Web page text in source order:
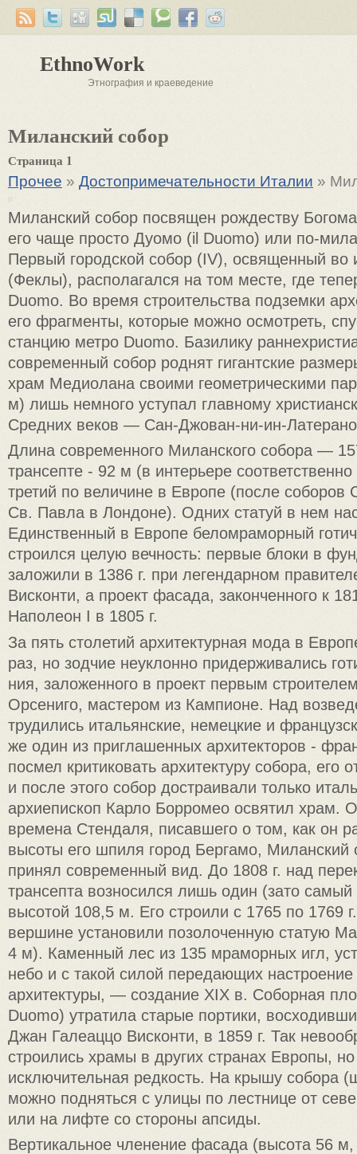
EthnoWork
Этнография и краеведение
Миланский собор
Страница 1
Прочее » Достопримечательности Италии »
Миланский собор посвящен рож­деству
его чаще просто Дуомо (il Duomo) или по-
Пер­вый городской собор (IV), освященный во
(Феклы), располагался на том месте, где
Duomo. Во время строительства подземки
его фрагменты, которые можно осмотреть,
станцию метро Duomo. Базилику
современный со­бор роднят гигантские
храм Медиолана сво­ими геометрическими
м) лишь немного усту­пал главному
Средних веков — Сан-Джован-ни-ин-
Длина современного Милан­ского собора —
трансепте - 92 м (в интерьере
тре­тий по величине в Европе (после
Св. Павла в Лондоне). Одних статуй в нем
Единственный в Европе беломрамор­ный
строился целую вечность: первые блоки в
заложили в 1386 г. при легендарном
Висконти, а проект фасада, законченного к
Наполеон I в 1805 г.
За пять столетий архитектур­ная мода в
раз, но зодчие неуклонно придер­живались
ния, заложенного в проект первым
Орсениго, мастером из Кампионе. Над
трудились итальянские, немецкие и
же один из пригла­шенных архитекторов -
посмел критиковать архитектуру собора, его
и после этого собор достраивали только
архиепископ Карло Борромео освятил храм.
времена Стендаля, писавшего о том, как он
высоты его шпиля город Бергамо, Миланский
принял совре­менный вид. До 1808 г. над
трансепта возно­сился лишь один (зато
высотой 108,5 м. Его строили с 1765 по 1769
вершине установили по­золоченную статую
4 м). Каменный лес из 135 мраморных игл,
небо и с такой силой пе­редающих настроение
архитектуры, — создание XIX в. Соборная
Duomo) утратила старые портики,
Джан Галеаццо Висконти, в 1859 г. Так
строились храмы в других странах Европы,
исключитель­ная редкость. На крышу собора
можно подняться с улицы по лестнице от
или на лифте со сто­роны апсиды.
Вертикальное членение фасада (высота 56